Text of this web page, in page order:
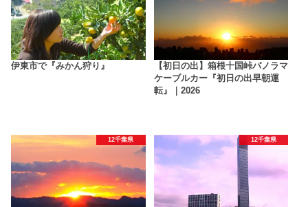
伊東市で『みかん狩り』
【初日の出】箱根十国峠パノラマ
ケーブルカー『初日の出早朝運
転』｜2026
12千葉県 12千葉県